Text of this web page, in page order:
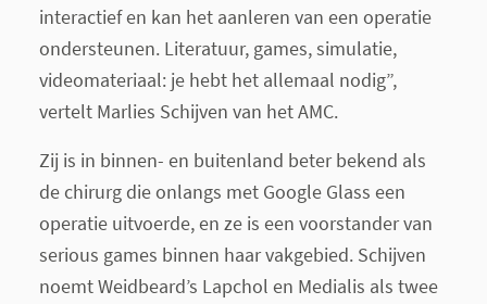
interactief en kan het aanleren van een operatie
ondersteunen. Literatuur, games, simulatie,
videomateriaal: je hebt het allemaal nodig”,
vertelt Marlies Schijven van het AMC.
Zij is in binnen- en buitenland beter bekend als
de chirurg die onlangs met Google Glass een
operatie uitvoerde, en ze is een voorstander van
serious games binnen haar vakgebied. Schijven
noemt Weidbeard’s Lapchol en Medialis als twee